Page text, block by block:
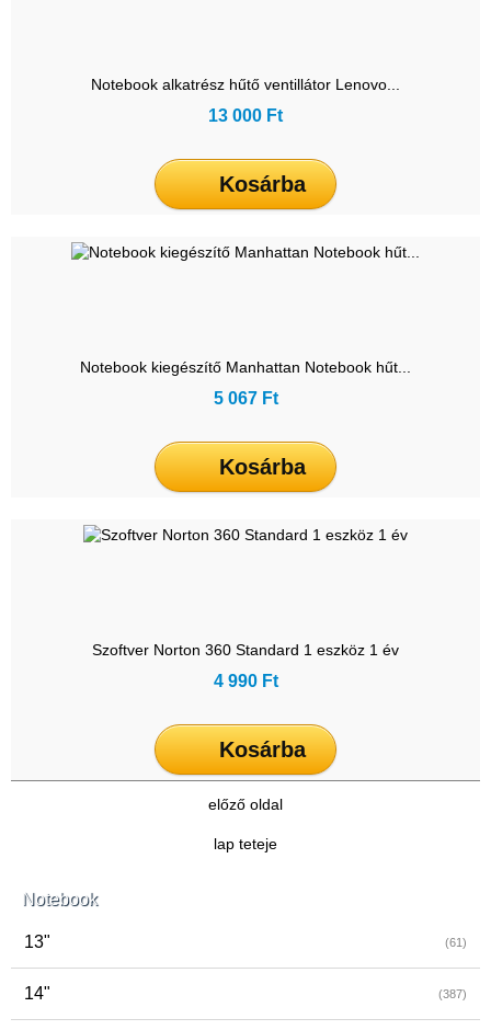
Notebook
13" (61)
14" (387)
Notebook alkatrész hűtő ventillátor Lenovo...
13 000 Ft
Kosárba
Notebook kiegészítő Manhattan Notebook hűt...
5 067 Ft
Kosárba
Szoftver Norton 360 Standard 1 eszköz 1 év
4 990 Ft
Kosárba
előző oldal
lap teteje